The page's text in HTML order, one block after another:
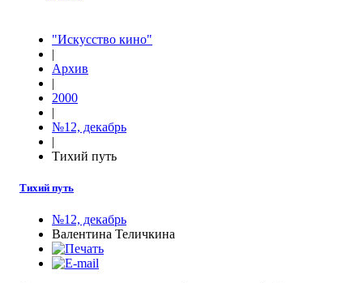
"Искусство кино"
|
Архив
|
2000
|
№12, декабрь
|
Тихий путь
Тихий путь
№12, декабрь
Валентина Теличкина